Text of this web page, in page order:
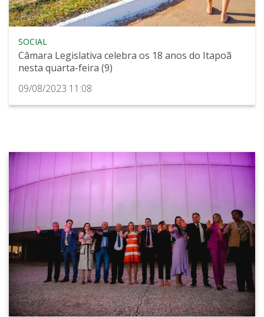
SOCIAL
Câmara Legislativa celebra os 18 anos do Itapoã
nesta quarta-feira (9)
09/08/2023 11:08